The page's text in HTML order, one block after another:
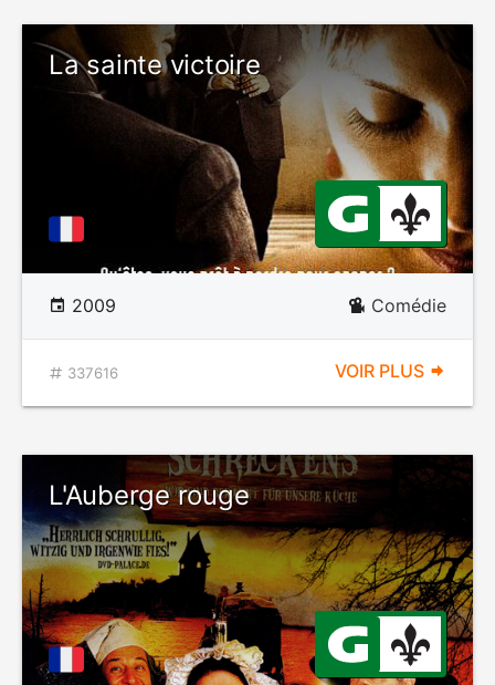
La sainte victoire
2009 Comédie
337616 VOIR PLUS
L'Auberge rouge